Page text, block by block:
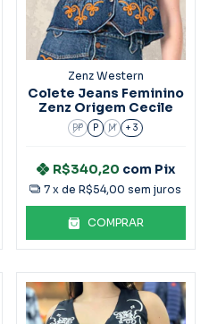
Zenz Western
Colete Jeans Feminino
Zenz Origem Cecile
PP P M + 3
R$340,20 com Pix
7 x deR$54,00 sem juros
COMPRAR